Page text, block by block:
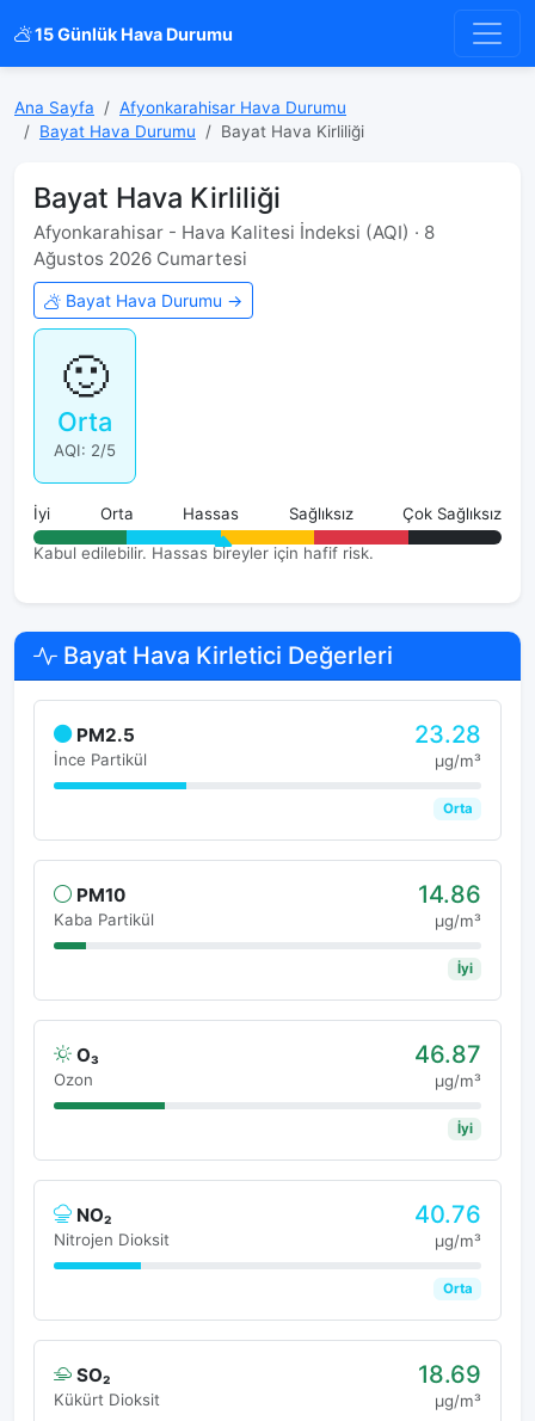
15 Günlük Hava Durumu
Ana Sayfa
Afyonkarahisar Hava Durumu
Bayat Hava Durumu
Bayat Hava Kirliliği
Bayat Hava Kirliliği
Afyonkarahisar - Hava Kalitesi İndeksi (AQI) · 8
Ağustos 2026 Cumartesi
Bayat Hava Durumu →
🙂
Orta
AQI: 2/5
İyi Orta Hassas Sağlıksız Çok Sağlıksız
Kabul edilebilir. Hassas bireyler için hafif risk.
Bayat Hava Kirletici Değerleri
PM2.5
İnce Partikül
23.28
μg/m³
Orta
PM10
Kaba Partikül
14.86
μg/m³
İyi
O₃
Ozon
46.87
μg/m³
İyi
NO₂
Nitrojen Dioksit
40.76
μg/m³
Orta
SO₂
Kükürt Dioksit
18.69
μg/m³